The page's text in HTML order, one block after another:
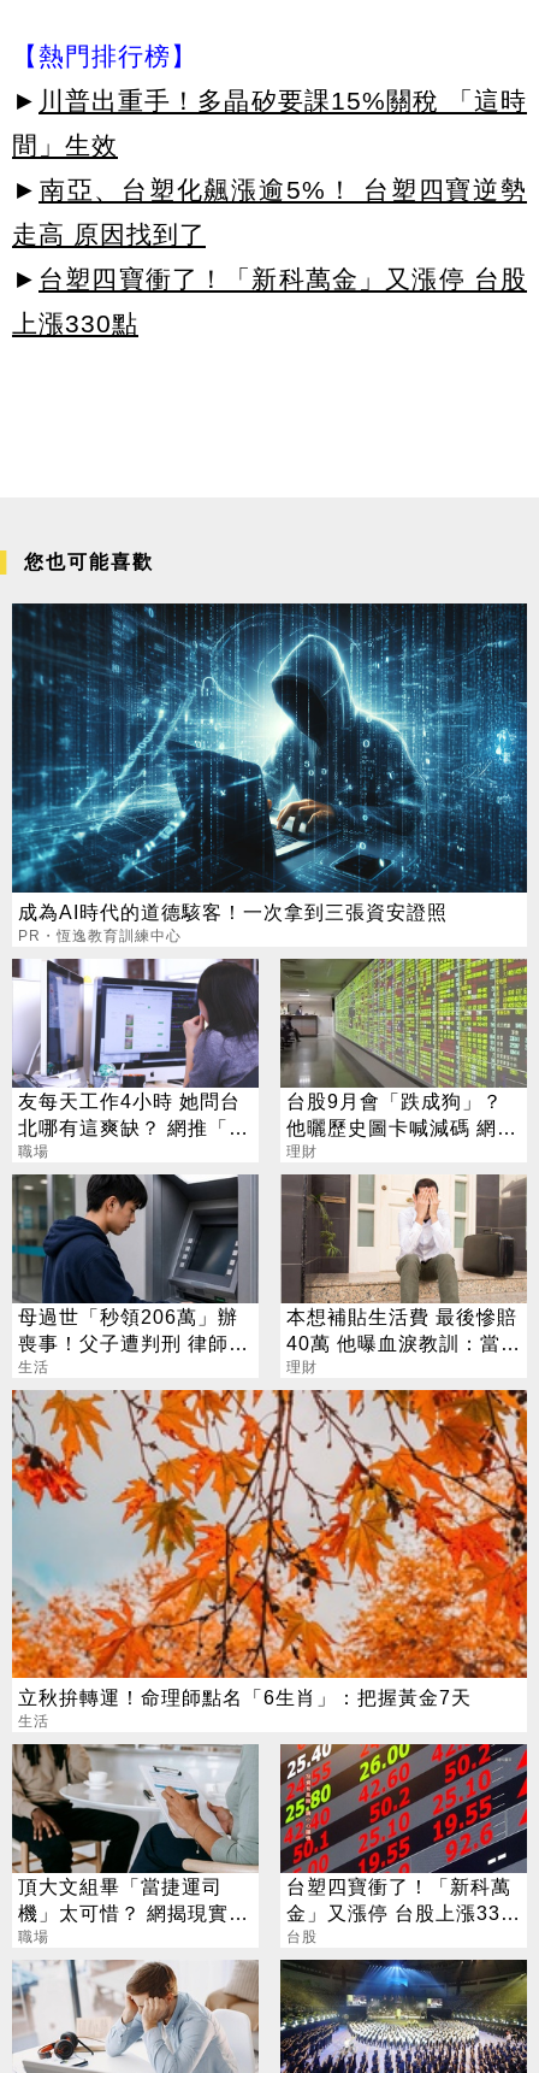
【熱門排行榜】
► 川普出重手！多晶矽要課15%關稅 「這時
間」生效
► 南亞、台塑化飆漲逾5%！ 台塑四寶逆勢
走高 原因找到了
► 台塑四寶衝了！「新科萬金」又漲停 台股
上漲330點
您也可能喜歡
成為AI時代的道德駭客！一次拿到三張資安證照
PR・恆逸教育訓練中心
友每天工作4小時 她問台
北哪有這爽缺？ 網推「這
一類」：1天只做10分鐘
職場
台股9月會「跌成狗」？
他曬歷史圖卡喊減碼 網看
法兩極
理財
母過世「秒領206萬」辦
喪事！父子遭判刑 律師：
搶錢先下手是罪
生活
本想補貼生活費 最後慘賠
40萬 他曝血淚教訓：當沖
是毒藥
理財
立秋拚轉運！命理師點名「6生肖」：把握黃金7天
生活
頂大文組畢「當捷運司
機」太可惜？ 網揭現實：
高中就能考
職場
台塑四寶衝了！「新科萬
金」又漲停 台股上漲330
點
台股